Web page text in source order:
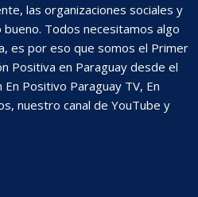
las organizaciones sociales y
Todos necesitamos algo
es por eso que somos el Primer
Positiva en Paraguay desde el
Positivo Paraguay TV, En
nuestro canal de YouTube y